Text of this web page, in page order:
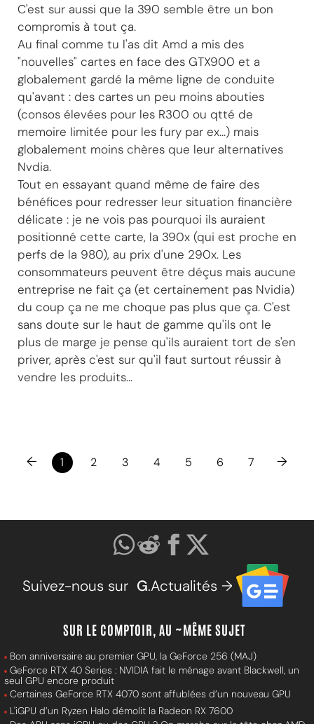
C'est sur aussi que la 390 semble être un bon
compromis à tout ça.
Au final comme tu l'as dit Amd a mis des
"nouvelles" cartes en face des GTX900 et a
globalement gardé la même ligne de conduite
qu'avant : des cartes un peu moins abouties
(consos élevées pour les R300 ou qtté de
memoire limitée pour les fury par ex...) mais
globalement moins chères que leur alternatives
Nvdia.
Tout en essayant quand même de faire des
bénéfices pour redresser leur situation financière
délicate : je ne vois pas pourquoi ils auraient
positionné cette carte, la 390x (qui est proche en
perfs de la 980), au prix d'une 290x. Les
consommateurs peuvent être déçus mais aucune
entreprise ne fait ça (et certainement pas Nvidia)
du coup ça ne me choque pas plus que ça. C'est
sans doute sur le haut de gamme qu'ils ont le
plus de marge je pense qu'ils auraient tort de s'en
priver, après c'est sur qu'il faut surtout réussir à
vendre les produits...
← 1 2 3 4 5 6 7 →
Suivez-nous sur G.Actualités →
SUR LE COMPTOIR, AU ~MÊME SUJET
Bon anniversaire au premier GPU, la GeForce 256 (MAJ)
GeForce RTX 40 Series : NVIDIA fait le ménage avant Blackwell, un
seul GPU encore produit
Certaines GeForce RTX 4070 sont affublées d’un nouveau GPU
L'iGPU d’un Ryzen Halo démolit la Radeon RX 7600